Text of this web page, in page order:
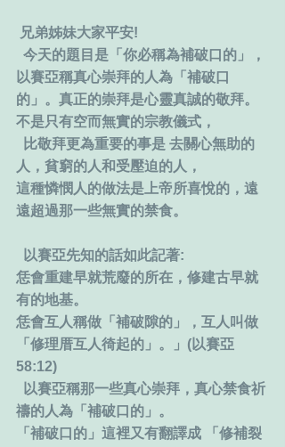
兄弟姊妹大家平安!
今天的題目是「你必稱為補破口的」，
以賽亞稱真心崇拜的人為「補破口
的」。真正的崇拜是心靈真誠的敬拜。
不是只有空而無實的宗教儀式，
比敬拜更為重要的事是 去關心無助的
人，貧窮的人和受壓迫的人，
這種憐憫人的做法是上帝所喜悅的，遠
遠超過那一些無實的禁食。
以賽亞先知的話如此記著:
恁會重建早就荒廢的所在，修建古早就
有的地基。
恁會互人稱做「補破隙的」，互人叫做
「修理厝互人徛起的」。」(以賽亞
58:12)
以賽亞稱那一些真心崇拜，真心禁食祈
禱的人為「補破口的」。
「補破口的」這裡又有翻譯成 「修補裂